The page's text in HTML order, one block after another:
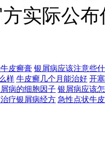
实际公
皮癣膏 银屑病应该注意些
样 牛皮癣几个月能治好 开
病的细胞因子 银屑病应该
疗银屑病经方 急性点状牛